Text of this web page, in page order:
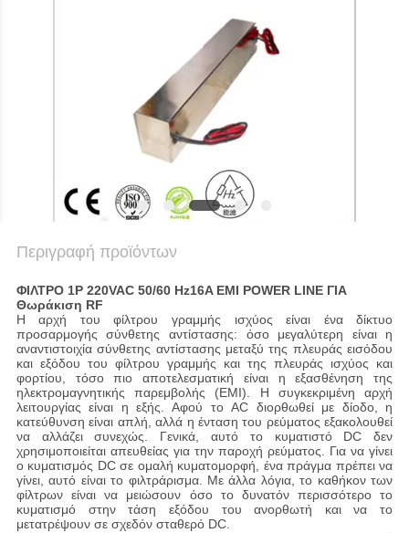
Περιγραφή προϊόντων
ΦΙΛΤΡΟ 1P 220VAC 50/60 Hz16A EMI POWER LINE ΓΙΑ
Θωράκιση RF
Η αρχή του φίλτρου γραμμής ισχύος είναι ένα δίκτυο
προσαρμογής σύνθετης αντίστασης: όσο μεγαλύτερη είναι η
αναντιστοιχία σύνθετης αντίστασης μεταξύ της πλευράς εισόδου
και εξόδου του φίλτρου γραμμής και της πλευράς ισχύος και
φορτίου, τόσο πιο αποτελεσματική είναι η εξασθένηση της
ηλεκτρομαγνητικής παρεμβολής (EMI). Η συγκεκριμένη αρχή
λειτουργίας είναι η εξής. Αφού το AC διορθωθεί με δίοδο, η
κατεύθυνση είναι απλή, αλλά η ένταση του ρεύματος εξακολουθεί
να αλλάζει συνεχώς. Γενικά, αυτό το κυματιστό DC δεν
χρησιμοποιείται απευθείας για την παροχή ρεύματος. Για να γίνει
ο κυματισμός DC σε ομαλή κυματομορφή, ένα πράγμα πρέπει να
γίνει, αυτό είναι το φιλτράρισμα. Με άλλα λόγια, το καθήκον των
φίλτρων είναι να μειώσουν όσο το δυνατόν περισσότερο το
κυματισμό στην τάση εξόδου του ανορθωτή και να το
μετατρέψουν σε σχεδόν σταθερό DC.